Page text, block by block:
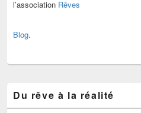
l’association Rêves
Blog.
Du rêve à la réalité